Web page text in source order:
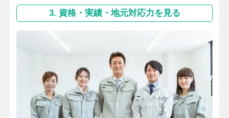
3. 資格・実績・地元対応力を見る